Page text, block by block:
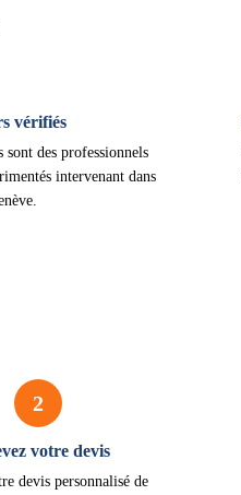
vérifiés
sont des professionnels
intervenant dans
2
votre devis
devis personnalisé de